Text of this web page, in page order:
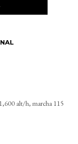
alt/h, marcha 115